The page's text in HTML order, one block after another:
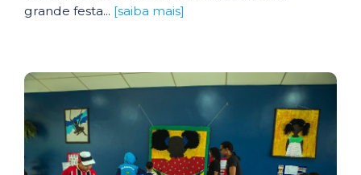
grande festa... [saiba mais]